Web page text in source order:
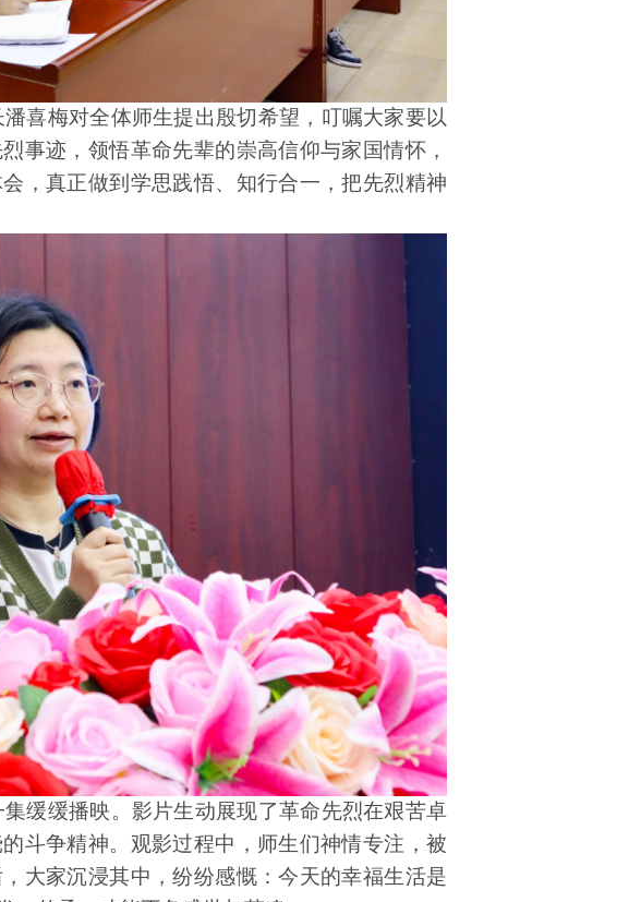
喜梅对全体师生提出殷切希望，叮嘱大家要以
事迹，领悟革命先辈的崇高信仰与家国情怀，
，真正做到学思践悟、知行合一，把先烈精神
缓缓播映。影片生动展现了革命先烈在艰苦卓
斗争精神。观影过程中，师生们神情专注，被
大家沉浸其中，纷纷感慨：今天的幸福生活是